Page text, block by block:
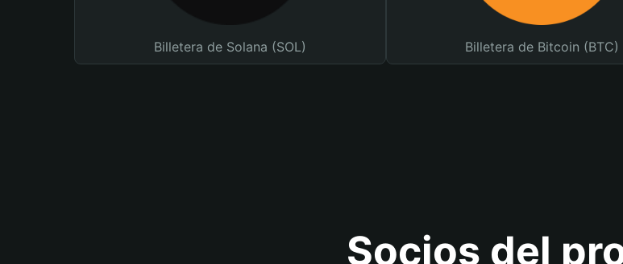
Billetera de Solana (SOL) Billetera de Bitcoin (BTC)
Socios del